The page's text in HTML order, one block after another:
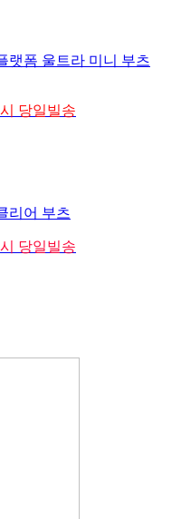
랫폼 울트라 미니 부츠
당일빌송
리어 부츠
당일빌송